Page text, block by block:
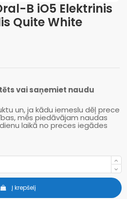
B iO5 Elektrinis
Quite White
vai saņemiet naudu
un, ja kādu iemeslu dēļ prece
mēs piedāvājam naudas
laikā no preces iegādes
Į krepšelį